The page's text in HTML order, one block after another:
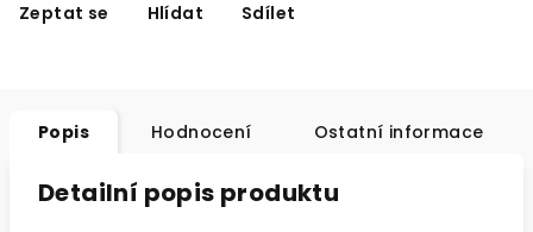
Zeptat se Hlídat Sdílet
Popis Hodnocení Ostatní informace
Detailní popis produktu